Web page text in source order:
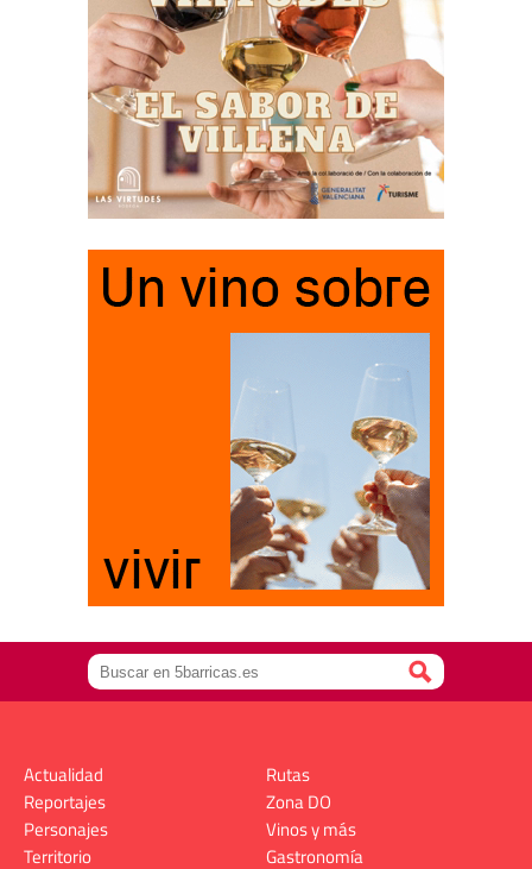
Actualidad
Reportajes
Personajes
Territorio
Rutas
Zona DO
Vinos y más
Gastronomía